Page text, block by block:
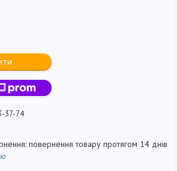
37-74
повернення товару протягом 14 днів